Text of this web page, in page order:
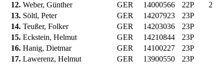
12. Weber, Günther GER 14000566 22P
2
13. Söltl, Peter GER 14207923
23P
14. Teußer, Folker GER 14203036
23P
15. Eckstein, Helmut GER 14210844
23P
16. Hanig, Dietmar GER 14100227
23P
17. Lawerenz, Helmut GER 13900550
23P